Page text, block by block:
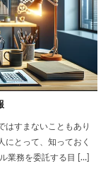
はすまないこともあり
にとって、知っておく
業務を委託する目 […]